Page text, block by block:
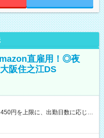
直雇用！◎夜
阪住之江DS
円を上限に、出勤日数に応じて
、手数料無料（Amazon負担）